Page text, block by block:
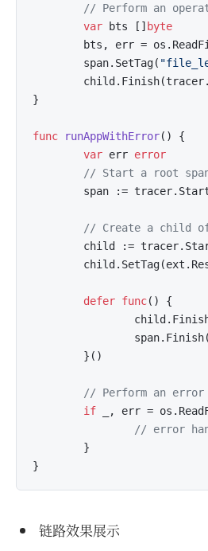
// Perform an
var bts [] byte
bts, err =
        span.SetTag(
}
func runAppWithError()
{
var err error
// Start a root
span :=
// Create a child
child :=
defer func()
{
        }()
// Perform an error
if _, err =
// error
        }
链路效果展示